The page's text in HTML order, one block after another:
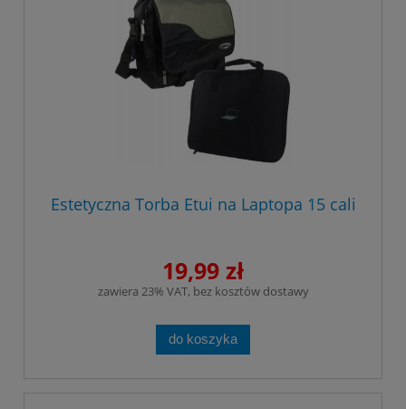
Estetyczna Torba Etui na Laptopa 15 cali
19,99 zł
zawiera 23% VAT, bez kosztów dostawy
do koszyka